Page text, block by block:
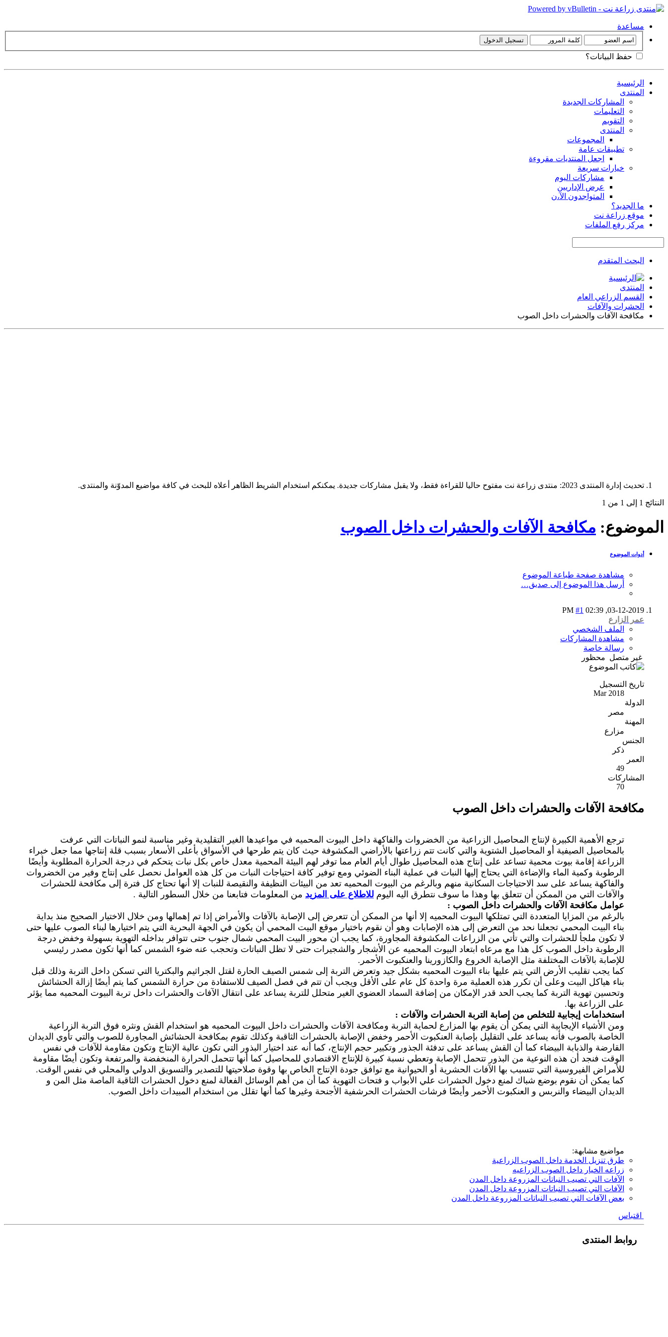
مساعدة
حفظ البيانات؟
الرئيسية
المنتدى
المشاركات الجديدة
التعليمات
التقويم
المنتدى
المجموعات
تطبيقات عامة
اجعل المنتديات مقروءة
خيارات سريعة
مشاركات اليوم
عرض الإداريين
المتواجدون الآ،ن
ما الجديد؟
موقع زراعة نت
مركز رفع الملفات
البحث المتقدم
المنتدى
القسم الزراعي العام
الحشرات والآفات
مكافحة الآفات والحشرات داخل الصوب
تحديث إدارة المنتدى 2023: منتدى زراعة نت مفتوح حاليا للقراءة فقط، ولا يقبل مشاركات جديدة. يمكنكم استخدام الشريط الظاهر أعلاه للبحث في كافة مواضيع المدوّنة والمنتدى.
النتائج 1 إلى 1 من 1
الموضوع: مكافحة الآفات والحشرات داخل الصوب
أدوات الموضوع
مشاهدة صفحة طباعة الموضوع
أرسل هذا الموضوع إلى صديق…
03-12-2019,
02:39 PM
#1
عمر الزارع
الملف الشخصي
مشاهدة المشاركات
رسالة خاصة
غير متصل محظور
تاريخ التسجيل
Mar 2018
الدولة
مصر
المهنة
مزارع
الجنس
ذكر
العمر
49
المشاركات
70
مكافحة الآفات والحشرات داخل الصوب
ترجع الأهمية الكبيرة لإنتاج المحاصيل الزراعية من الخضروات والفاكهة داخل البيوت المحميه في مواعيدها الغير التقليدية وغير مناسبة لنمو النباتات التي عرفت
بالمحاصيل الصيفية أو المحاصيل الشتوية والتي كانت تتم زراعتها بالأراضي المكشوفة حيث كان يتم طرحها في الأسواق بأعلى الأسعار بسبب قلة إنتاجها مما جعل خبراء
الزراعة إقامة بيوت محمية تساعد على إنتاج هذه المحاصيل طوال أيام العام مما توفر لهم البيئة المحمية معدل خاص بكل نبات يتحكم في درجة الحرارة المطلوبة وأيضًا
الرطوبة وكمية الماء والإضاءة التي يحتاج إليها النبات في عملية البناء الضوئي ومع توفير كافة احتياجات النبات من كل هذه العوامل نحصل على إنتاج وفير من الخضروات
والفاكهة يساعد على سد الاحتياجات السكانية منهم وبالرغم من البيوت المحميه تعد من البيئات النظيفة والنقيصة للنبات إلا أنها تحتاج كل فترة إلى مكافحة للحشرات
والآفات التي من الممكن أن تتعلق بها وهذا ما سوف نتطرق اليه اليوم للاطلاع على المزيد من المعلومات فتابعنا من خلال السطور التالية .
عوامل مكافحة الآفات والحشرات داخل الصوب :
بالرغم من المزايا المتعددة التي تمتلكها البيوت المحميه إلا أنها من الممكن أن تتعرض إلى الإصابة بالآفات والأمراض إذا تم إهمالها ومن خلال الاختيار الصحيح منذ بداية
بناء البيت المحمي تجعلنا نحد من التعرض إلى هذه الإصابات وهو أن نقوم باختيار موقع البيت المحمي أن يكون في الجهة البحرية التي يتم اختيارها لبناء الصوب عليها حتى
لا تكون ملجأ للحشرات والتي تأتي من الزراعات المكشوفة المجاورة، كما يجب أن محور البيت المحمي شمال جنوب حتى تتوافر بداخله التهوية بسهولة وخفض درجة
الرطوبة داخل الصوب كل هذا مع مرعاه ابتعاد البيوت المحميه عن الأشجار والشجيرات حتى لا تظل النباتات وتحجب عنه ضوء الشمس كما أنها تكون مصدر رئيسي
للإصابة بالآفات المختلفة مثل الإصابة الخروع والكازورينا والعنكبوت الأحمر.
كما يجب تقليب الأرض التي يتم عليها بناء البيوت المحميه بشكل جيد وتعرض التربة إلى شمس الصيف الحارة لقتل الجراثيم والبكتريا التي تسكن داخل التربة وذلك قبل
بناء هياكل البيت وعلى أن تكرر هذه العملية مرة واحدة كل عام على الأقل ويجب أن تتم في فصل الصيف للاستفادة من حرارة الشمس كما يتم أيضًا إزالة الحشائش
وتحسين تهوية التربة كما يجب الحد قدر الإمكان من إضافة السماد العضوي الغير متحلل للتربة يساعد على انتقال الآفات والحشرات داخل تربة البيوت المحميه مما يؤثر
على الزراعة بها.
استخدامات إيجابية للتخلص من إصابة التربة الحشرات والآفات :
ومن الأشياء الإيجابية التي يمكن أن يقوم بها المزارع لحماية التربة ومكافحة الآفات والحشرات داخل البيوت المحميه هو استخدام القش ونثره فوق التربة الزراعية
الخاصة بالصوب فأنه يساعد على التقليل بإصابة العنكبوت الأحمر وخفض الإصابة بالحشرات الثاقبة وكذلك تقوم بمكافحة الحشائش المجاورة للصوب والتي تأوي الديدان
القارضة والذبابة البيضاء كما أن القش يساعد على تدفئة الجذور وتكبير حجم الإنتاج، كما أنه عند اختيار البذور التي تكون عالية الإنتاج وتكون مقاومة للآفات في نفس
الوقت فنجد أن هذه النوعية من البذور تتحمل الإصابة وتعطي نسبة كبيرة للإنتاج الاقتصادي للمحاصيل كما أنها تتحمل الحرارة المنخفضة والمرتفعة وتكون أيضًا مقاومة
للأمراض الفيروسية التي تتسبب بها الآفات الحشرية أو الحيوانية مع توافق جودة الإنتاج الخاص بها وقوة صلاحيتها للتصدير والتسويق الدولي والمحلي في نفس الوقت.
كما يمكن أن نقوم بوضع شباك لمنع دخول الحشرات علي الأبواب و فتحات التهوية كما أن من أهم الوسائل الفعالة لمنع دخول الحشرات الثاقبة الماصة مثل المن و
الديدان البيضاء والنربس و العنكبوت الأحمر وأيضًا فرشات الحشرات الحرشفية الأجنحة وغيرها كما أنها تقلل من استخدام المبيدات داخل الصوب.
مواضيع مشابهة:
طرق تنزيل الخدمة داخل الصوب الزراعية
زراعه الخيار داخل الصوب الزراعيه
الآفات التي تصيب النباتات المزروعة داخل المدن
الآفات التي تصيب النباتات المزروعة داخل المدن
بعض الآفات التي تصيب النباتات المزروعة داخل المدن
اقتباس
روابط المنتدى